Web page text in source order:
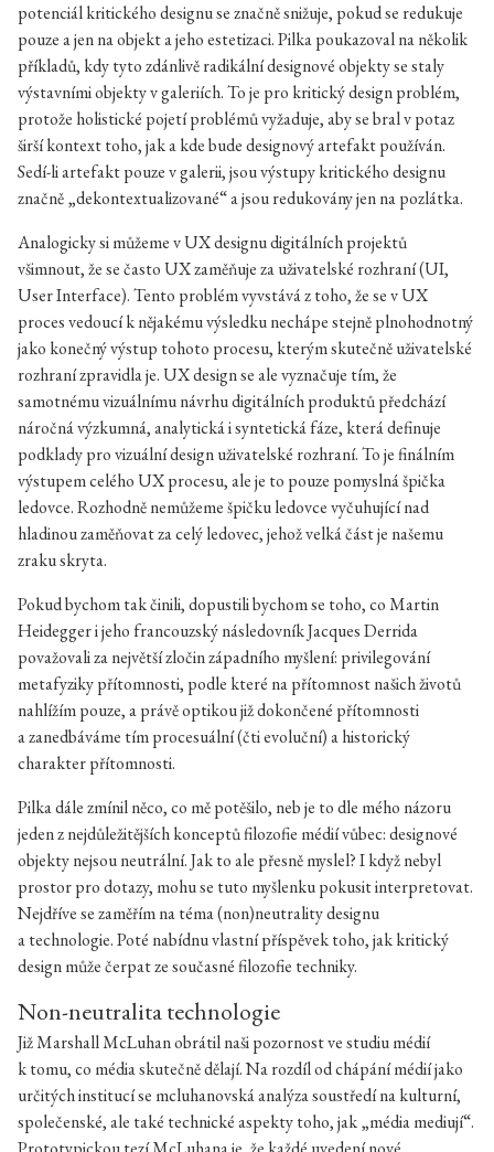
potenciál kritického designu se značně snižuje, pokud se redukuje
pouze a jen na objekt a jeho estetizaci. Pilka poukazoval na několik
příkladů, kdy tyto zdánlivě radikální designové objekty se staly
výstavními objekty v galeriích. To je pro kritický design problém,
protože holistické pojetí problémů vyžaduje, aby se bral v potaz
širší kontext toho, jak a kde bude designový artefakt používán.
Sedí-li artefakt pouze v galerii, jsou výstupy kritického designu
značně „dekontextualizované“ a jsou redukovány jen na pozlátka.
Analogicky si můžeme v UX designu digitálních projektů
všimnout, že se často UX zaměňuje za uživatelské rozhraní (UI,
User Interface). Tento problém vyvstává z toho, že se v UX
proces vedoucí k nějakému výsledku nechápe stejně plnohodnotný
jako konečný výstup tohoto procesu, kterým skutečně uživatelské
rozhraní zpravidla je. UX design se ale vyznačuje tím, že
samotnému vizuálnímu návrhu digitálních produktů předchází
náročná výzkumná, analytická i syntetická fáze, která definuje
podklady pro vizuální design uživatelské rozhraní. To je finálním
výstupem celého UX procesu, ale je to pouze pomyslná špička
ledovce. Rozhodně nemůžeme špičku ledovce vyčuhující nad
hladinou zaměňovat za celý ledovec, jehož velká část je našemu
zraku skryta.
Pokud bychom tak činili, dopustili bychom se toho, co Martin
Heidegger i jeho francouzský následovník Jacques Derrida
považovali za největší zločin západního myšlení: privilegování
metafyziky přítomnosti, podle které na přítomnost našich životů
nahlížím pouze, a právě optikou již dokončené přítomnosti
a zanedbáváme tím procesuální (čti evoluční) a historický
charakter přítomnosti.
Pilka dále zmínil něco, co mě potěšilo, neb je to dle mého názoru
jeden z nejdůležitějších konceptů filozofie médií vůbec: designové
objekty nejsou neutrální. Jak to ale přesně myslel? I když nebyl
prostor pro dotazy, mohu se tuto myšlenku pokusit interpretovat.
Nejdříve se zaměřím na téma (non)neutrality designu
a technologie. Poté nabídnu vlastní příspěvek toho, jak kritický
design může čerpat ze současné filozofie techniky.
Non-neutralita technologie
Již Marshall McLuhan obrátil naši pozornost ve studiu médií
k tomu, co média skutečně dělají. Na rozdíl od chápání médií jako
určitých institucí se mcluhanovská analýza soustředí na kulturní,
společenské, ale také technické aspekty toho, jak „média mediují“.